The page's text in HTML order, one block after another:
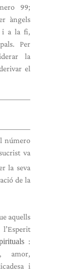
99;
àngels
i a la fi,
Per
la
el
número
va
la seva
de la
aquells
:
amor,
i